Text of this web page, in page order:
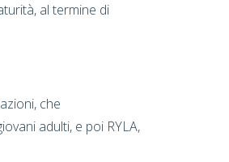
al termine di
che
adulti, e poi RYLA,